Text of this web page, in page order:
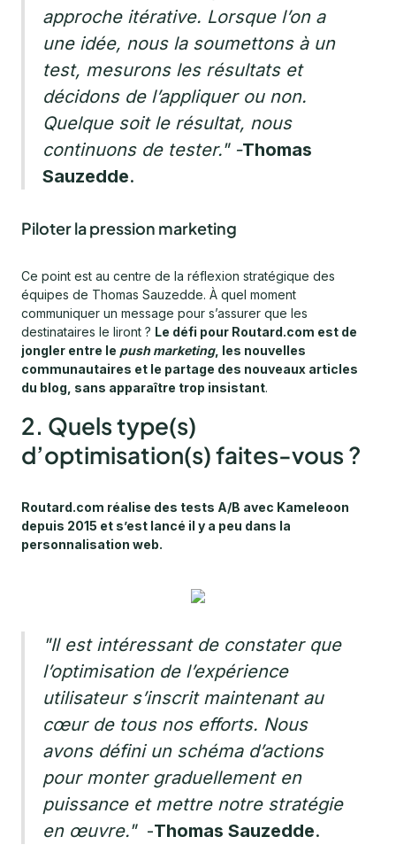
approche itérative. Lorsque l’on a
une idée, nous la soumettons à un
test, mesurons les résultats et
décidons de l’appliquer ou non.
Quelque soit le résultat, nous
continuons de tester." -Thomas
Sauzedde.
Piloter la pression marketing
Ce point est au centre de la réflexion stratégique des
équipes de Thomas Sauzedde. À quel moment
communiquer un message pour s’assurer que les
destinataires le liront ? Le défi pour Routard.com est de
jongler entre le push marketing, les nouvelles
communautaires et le partage des nouveaux articles
du blog, sans apparaître trop insistant.
2. Quels type(s)
d’optimisation(s) faites-vous ?
Routard.com réalise des tests A/B avec Kameleoon
depuis 2015 et s’est lancé il y a peu dans la
personnalisation web.
"Il est intéressant de constater que
l’optimisation de l’expérience
utilisateur s’inscrit maintenant au
cœur de tous nos efforts. Nous
avons défini un schéma d’actions
pour monter graduellement en
puissance et mettre notre stratégie
en œuvre." -Thomas Sauzedde.